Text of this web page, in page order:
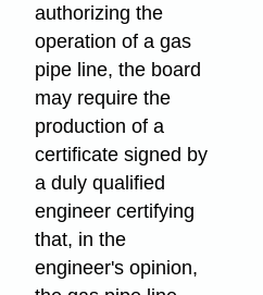
authorizing the
operation of a gas
pipe line, the board
may require the
production of a
certificate signed by
a duly qualified
engineer certifying
that, in the
engineer's opinion,